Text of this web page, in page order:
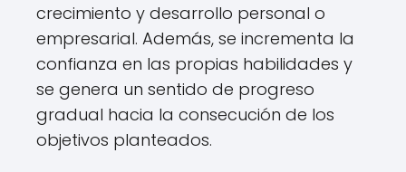
crecimiento y desarrollo personal o
empresarial. Además, se incrementa la
confianza en las propias habilidades y
se genera un sentido de progreso
gradual hacia la consecución de los
objetivos planteados.